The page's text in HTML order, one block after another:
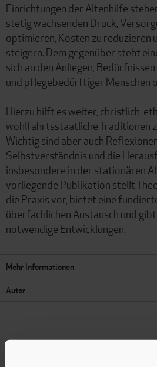
Einrichtungen der Altenhilfe
stetig wachsenden Druck,
optimieren, Kosten zu reduzieren
steigern. Dem gegenüber steht
sich an den Anliegen,
und pflegebedürftiger Menschen
Hierzu hilft es weiter, christlich-
wohlfahrtsstaatliche Traditionen
Wichtig sind aber auch
Selbstverständnis und die
insbesondere in der stationären
vorliegende Publikation stellt
die Praxis vor, bietet eine
überfachlichen Austausch und
notwendige Entwicklungen.
Mehr Informationen
Autor